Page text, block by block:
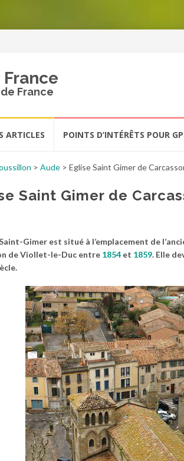
France
France
ARTICLES POINTS D’INTÉRÊTS POUR
> Aude > Eglise Saint Gimer de
Saint Gimer de
Saint-Gimer est situé à l’emplacement de
de Viollet-le-Duc entre 1854 et 1859. Elle